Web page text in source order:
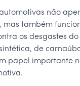
não
mas também
os desgastes
de
papel importante